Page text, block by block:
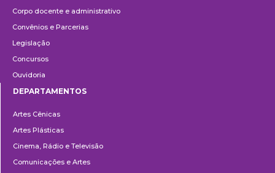
Corpo docente e administrativo
Convênios e Parcerias
Legislação
Concursos
Ouvidoria
DEPARTAMENTOS
Artes Cênicas
Artes Plásticas
Cinema, Rádio e Televisão
Comunicações e Artes